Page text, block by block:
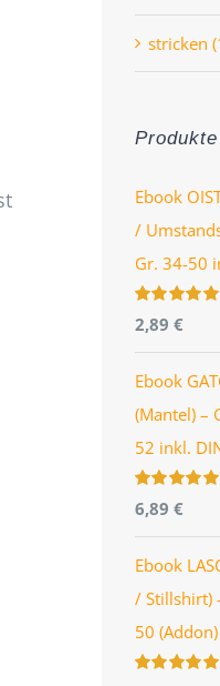
stricken
Produkte
Ebook
/
Gr. 34-50
Bewertet
mit4.96
5
2,89 €
Ebook
(Mantel) –
52 inkl.
Bewertet
mit5.00
5
6,89 €
Ebook
/ Stillshirt)
50